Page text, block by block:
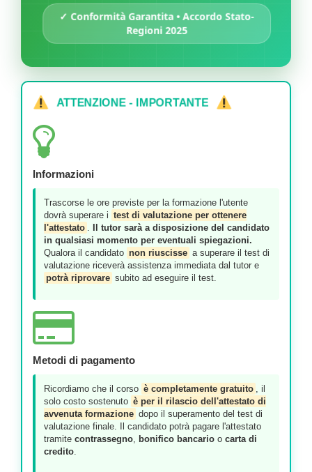
✓ Conformità Garantita • Accordo Stato-
Regioni 2025
ATTENZIONE - IMPORTANTE
Informazioni
Trascorse le ore previste per la formazione l'utente
dovrà superare i test di valutazione per ottenere
l'attestato .
Il tutor sarà a disposizione del candidato
in qualsiasi momento per eventuali spiegazioni.
Qualora il candidato non riuscisse a superare il test di
valutazione riceverà assistenza immediata dal tutor e
potrà riprovare subito ad eseguire il test.
Metodi di pagamento
Ricordiamo che il corso è completamente gratuito , il
solo costo sostenuto è per il rilascio dell'attestato di
avvenuta formazione dopo il superamento del test di
valutazione finale. Il candidato potrà pagare l'attestato
tramite contrassegno, bonifico bancario o carta di
credito.